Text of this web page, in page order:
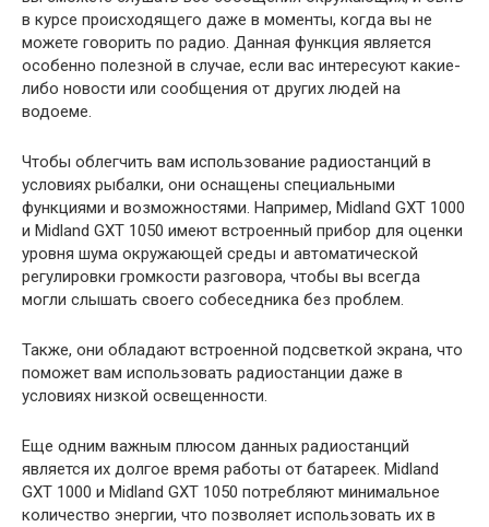
в курсе происходящего даже в моменты, когда вы не
можете говорить по радио. Данная функция является
особенно полезной в случае, если вас интересуют какие-
либо новости или сообщения от других людей на
водоеме.
Чтобы облегчить вам использование радиостанций в
условиях рыбалки, они оснащены специальными
функциями и возможностями. Например, Midland GXT 1000
и Midland GXT 1050 имеют встроенный прибор для оценки
уровня шума окружающей среды и автоматической
регулировки громкости разговора, чтобы вы всегда
могли слышать своего собеседника без проблем.
Также, они обладают встроенной подсветкой экрана, что
поможет вам использовать радиостанции даже в
условиях низкой освещенности.
Еще одним важным плюсом данных радиостанций
является их долгое время работы от батареек. Midland
GXT 1000 и Midland GXT 1050 потребляют минимальное
количество энергии, что позволяет использовать их в